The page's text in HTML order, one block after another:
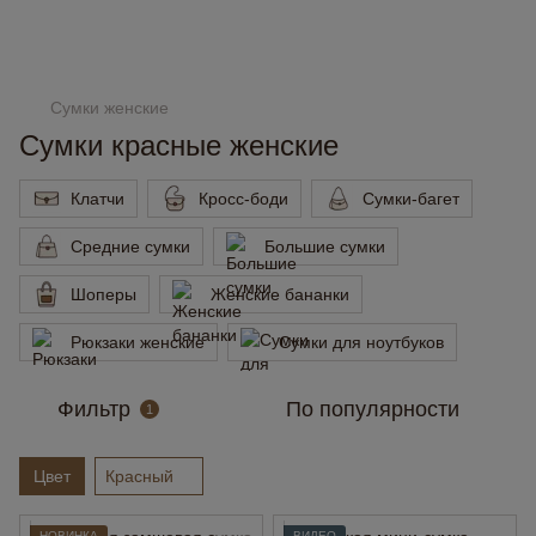
Сумки женские
Сумки красные женские
Клатчи Кросс-боди Сумки-багет
Средние сумки Большие сумки
Шоперы Женские бананки
Рюкзаки женские Сумки для ноутбуков
Фильтр 1 По популярности
Цвет Красный